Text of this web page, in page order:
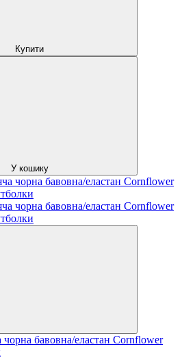
Купити
У кошику
бавовна/еластан Cornflower